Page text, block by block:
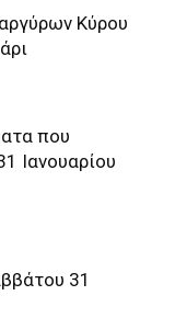
Κύρου
που
Ιανουαρίου
31